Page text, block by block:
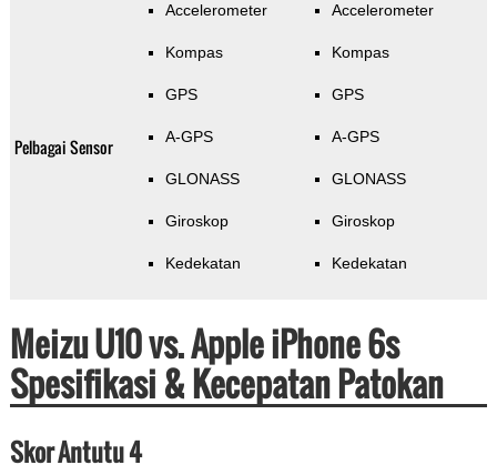
Pelbagai Sensor
Accelerometer
Kompas
GPS
A-GPS
GLONASS
Giroskop
Kedekatan
Accelerometer
Kompas
GPS
A-GPS
GLONASS
Giroskop
Kedekatan
Meizu U10 vs. Apple iPhone 6s
Spesifikasi & Kecepatan Patokan
Skor Antutu 4